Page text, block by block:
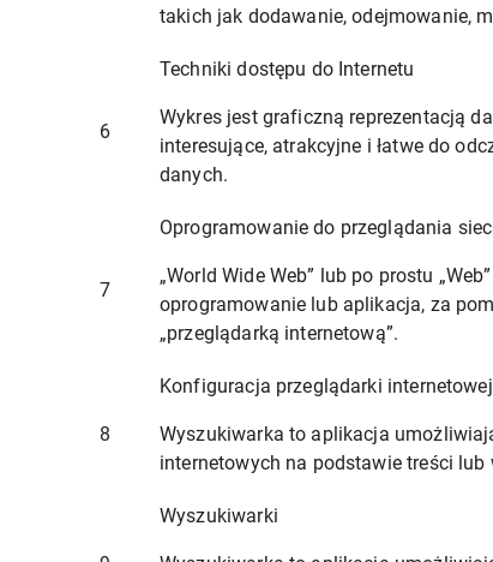
takich jak dodawanie, odejmowanie,
6
Techniki dostępu do Internetu
Wykres jest graficzną reprezentacją
interesujące, atrakcyjne i łatwe do
danych.
7
Oprogramowanie do przeglądania
„World Wide Web” lub po prostu
oprogramowanie lub aplikacja, za
„przeglądarką internetową”.
8
Konfiguracja przeglądarki internetowej
Wyszukiwarka to aplikacja
internetowych na podstawie treści lub
Wyszukiwarki